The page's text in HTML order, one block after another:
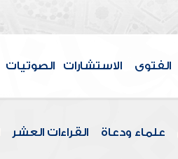
الفتوى الاستشارات الصوتيات
علماء ودعاة القراءات العشر